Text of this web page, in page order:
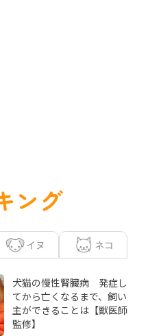
ング
イヌ ネコ
犬猫の慢性腎臓病 発症し
てから亡くなるまで、飼い
主ができることは【獣医師
監修】